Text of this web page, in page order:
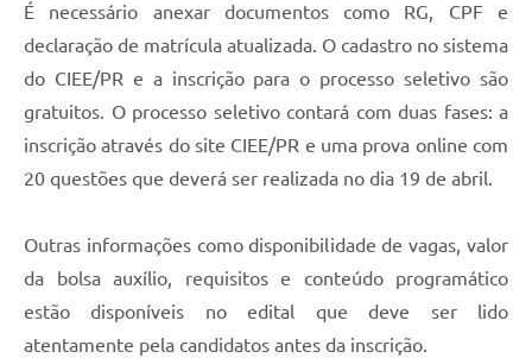
Iluminação Pública
Arquivos para Download
Legislação
Logo Prefeitura de São Mateus do Sul
É necessário anexar documentos como RG, CPF e
declaração de matrícula atualizada. O cadastro no sistema
do CIEE/PR e a inscrição para o processo seletivo são
gratuitos. O processo seletivo contará com duas fases: a
inscrição através do site CIEE/PR e uma prova online com
20 questões que deverá ser realizada no dia 19 de abril.
Outras informações como disponibilidade de vagas, valor
da bolsa auxílio, requisitos e conteúdo programático
estão disponíveis no edital que deve ser lido
atentamente pela candidatos antes da inscrição.